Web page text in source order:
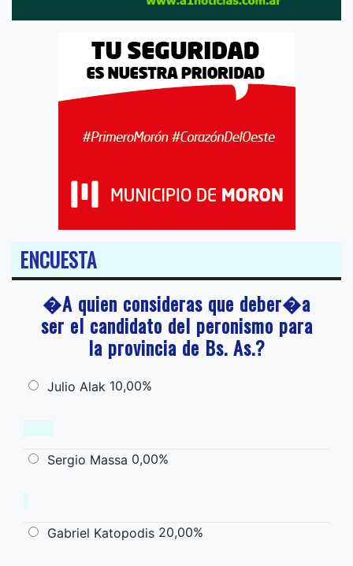
ENCUESTA
�A quien consideras que deber�a
ser el candidato del peronismo para
la provincia de Bs. As.?
Julio Alak 10,00%
Sergio Massa 0,00%
Gabriel Katopodis 20,00%